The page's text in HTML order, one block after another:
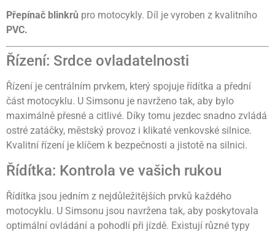
Přepínač blinkrů pro motocykly. Díl je vyroben z kvalitního
PVC.
Řízení: Srdce ovladatelnosti
Řízení je centrálním prvkem, který spojuje řídítka a přední
část motocyklu. U Simsonu je navrženo tak, aby bylo
maximálně přesné a citlivé. Díky tomu jezdec snadno zvládá
ostré zatáčky, městský provoz i klikaté venkovské silnice.
Kvalitní řízení je klíčem k bezpečnosti a jistotě na silnici.
Řídítka: Kontrola ve vašich rukou
Řídítka jsou jedním z nejdůležitějších prvků každého
motocyklu. U Simsonu jsou navržena tak, aby poskytovala
optimální ovládání a pohodlí při jízdě. Existují různé typy